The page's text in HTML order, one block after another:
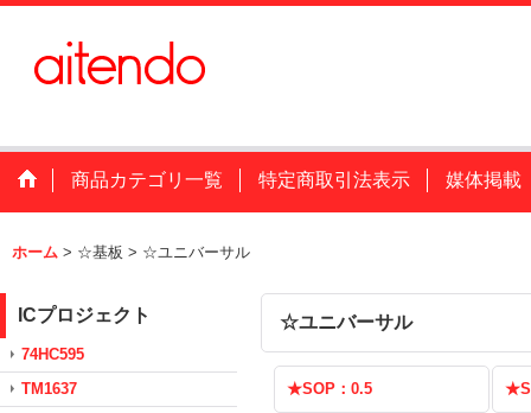
商品カテゴリ一覧 特定商取引法表示 媒体掲載
ホーム > ☆基板 > ☆ユニバーサル
ICプロジェクト
74HC595
TM1637
☆ユニバーサル
★SOP：0.5